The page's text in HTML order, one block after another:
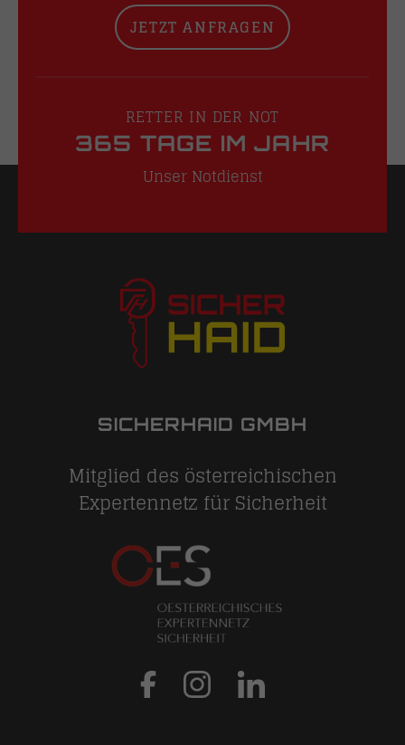
JETZT ANFRAGEN
RETTER IN DER NOT
365 TAGE IM JAHR
Unser Notdienst
SICHERHAID GMBH
Mitglied des österreichischen
Expertennetz für Sicherheit